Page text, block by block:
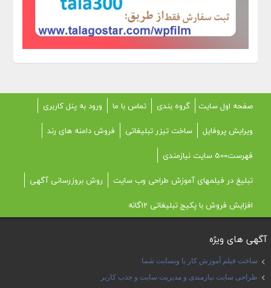
صفحه اول سایت گروه بندی تماس با ما
ورود به پنل کاربری
ویرایش پروفایل
ساخت تیزر تبلیغاتی
فروش دامنه های رند
فهرست500 سایت نیازمندی
تبلیغ در فیلمهای آموزش طراحی وب سایت
روش بروزرسانی آگهی
افزایش فروش با پکیج تبلیغاتی 12گانه
آگهی های ویژه
ساخت فیلم آموزش کار با وبسایت شما
طراحی سایت نیازمندی و مدیریت سایت و جذب کاربر